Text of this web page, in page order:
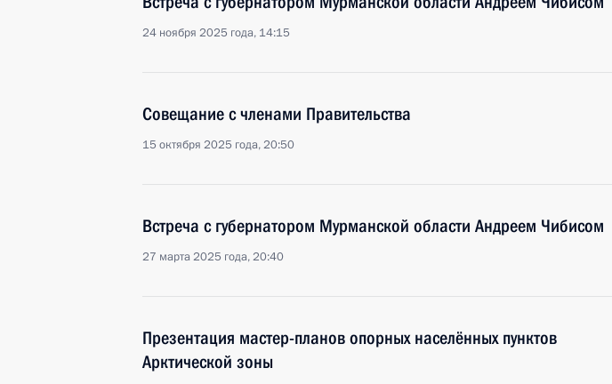
24 ноября 2025 года, 14:15
Совещание с членами Правительства
15 октября 2025 года, 20:50
Встреча с губернатором Мурманской области Андреем Чибисом
27 марта 2025 года, 20:40
Презентация мастер-планов опорных населённых пунктов
Арктической зоны